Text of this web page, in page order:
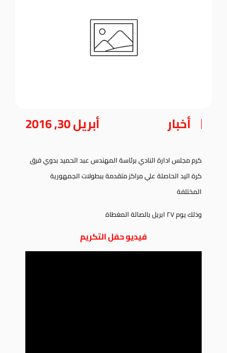
أخبار أبريل 30, 2016
كرم مجلس ادارة النادي برئاسة المهندس عبد الحميد بدوي فرق
كرة اليد الحاصلة علي مراكز متقدمة ببطولات الجمهورية
المختلفة
وذلك يوم ٢٧ ابريل بالصالة المغطاة
فيديو حفل التكريم